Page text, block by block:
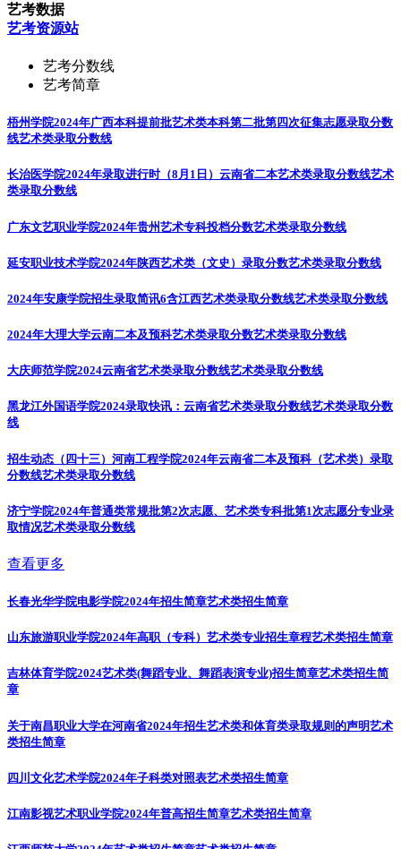
艺考数据
艺考资源站
艺考分数线
艺考简章
梧州学院2024年广西本科提前批艺术类本科第二批第四次征集志愿录取分数
线艺术类录取分数线
长治医学院2024年录取进行时（8月1日）云南省二本艺术类录取分数线艺术
类录取分数线
广东文艺职业学院2024年贵州艺术专科投档分数艺术类录取分数线
延安职业技术学院2024年陕西艺术类（文史）录取分数艺术类录取分数线
2024年安康学院招生录取简讯6含江西艺术类录取分数线艺术类录取分数线
2024年大理大学云南二本及预科艺术类录取分数艺术类录取分数线
大庆师范学院2024云南省艺术类录取分数线艺术类录取分数线
黑龙江外国语学院2024录取快讯：云南省艺术类录取分数线艺术类录取分数
线
招生动态（四十三）河南工程学院2024年云南省二本及预科（艺术类）录取
分数线艺术类录取分数线
济宁学院2024年普通类常规批第2次志愿、艺术类专科批第1次志愿分专业录
取情况艺术类录取分数线
查看更多
长春光华学院电影学院2024年招生简章艺术类招生简章
山东旅游职业学院2024年高职（专科）艺术类专业招生章程艺术类招生简章
吉林体育学院2024艺术类(舞蹈专业、舞蹈表演专业)招生简章艺术类招生简
章
关于南昌职业大学在河南省2024年招生艺术类和体育类录取规则的声明艺术
类招生简章
四川文化艺术学院2024年子科类对照表艺术类招生简章
江南影视艺术职业学院2024年普高招生简章艺术类招生简章